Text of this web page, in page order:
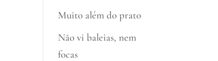
Muito além do prato
Não vi baleias, nem
focas